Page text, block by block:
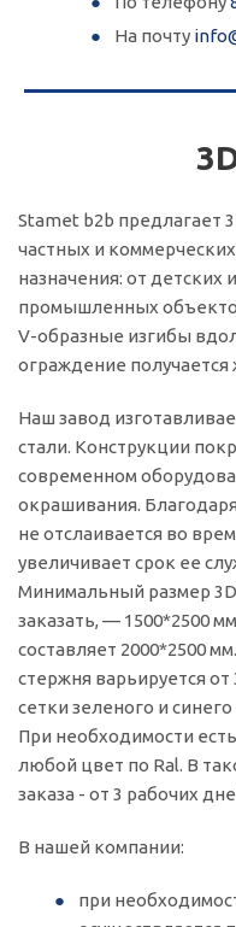
На почту
Stamet b2b предлагает
частных и
назначения: от детских
промышленных
V-образные изгибы
ограждение
Наш завод
стали. Конструкции
современном
окрашивания.
не отслаивается во
увеличивает срок ее
Минимальный размер
заказать, — 1500*2500
составляет 2000*2500
стержня варьируется
сетки зеленого и
При необходимости
любой цвет по Ral. В
заказа - от 3 рабочих
В нашей компании:
при